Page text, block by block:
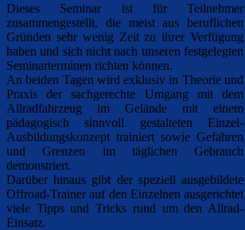
Dieses Seminar ist für Teilnehmer
zusammengestellt, die meist aus beruflichen
Gründen sehr wenig Zeit zu ihrer Verfügung
haben und sich nicht nach unseren festgelegten
Seminarterminen richten können.
An beiden Tagen wird exklusiv in Theorie und
Praxis der sachgerechte Umgang mit dem
Allradfahrzeug im Gelände mit einem
pädagogisch sinnvoll gestalteten Einzel-
Ausbildungskonzept trainiert sowie Gefahren
und Grenzen im täglichen Gebrauch
demonstriert.
Darüber hinaus gibt der speziell ausgebildete
Offroad-Trainer auf den Einzelnen ausgerichtet
viele Tipps und Tricks rund um den Allrad-
Einsatz.